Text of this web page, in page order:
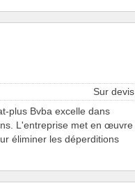
Sur devis
plus Bvba excelle dans
L'entreprise met en œuvre
éliminer les déperditions